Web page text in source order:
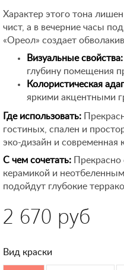
Характер этого тона
чист, а в вечерние часы
«Ореол» создает
Визуальные свойства:
глубину помещения
Колористическая
яркими акцентными
Где использовать:
гостиных, спален и
эко-дизайн и современная
С чем сочетать: Прекрасно
керамикой и
подойдут глубокие
2 670 руб
Вид краски